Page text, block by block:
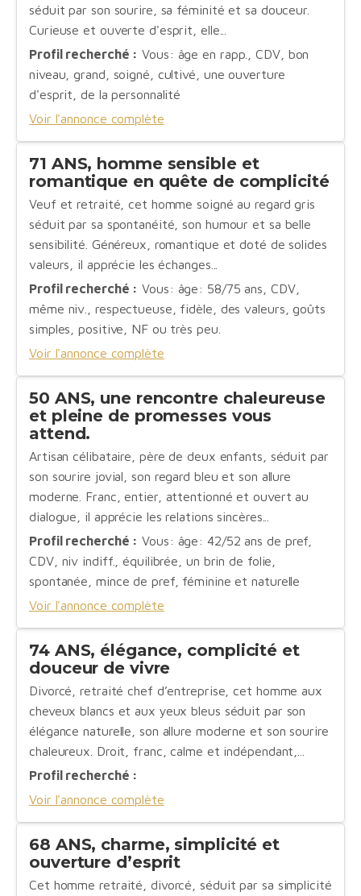
séduit par son sourire, sa féminité et sa douceur.
Curieuse et ouverte d'esprit, elle...
Profil recherché : Vous: âge en rapp., CDV, bon
niveau, grand, soigné, cultivé, une ouverture
d'esprit, de la personnalité
Voir l'annonce complète
71 ANS, homme sensible et
romantique en quête de complicité
Veuf et retraité, cet homme soigné au regard gris
séduit par sa spontanéité, son humour et sa belle
sensibilité. Généreux, romantique et doté de solides
valeurs, il apprécie les échanges...
Profil recherché : Vous: âge: 58/75 ans, CDV,
même niv., respectueuse, fidèle, des valeurs, goûts
simples, positive, NF ou très peu.
Voir l'annonce complète
50 ANS, une rencontre chaleureuse
et pleine de promesses vous
attend.
Artisan célibataire, père de deux enfants, séduit par
son sourire jovial, son regard bleu et son allure
moderne. Franc, entier, attentionné et ouvert au
dialogue, il apprécie les relations sincères...
Profil recherché : Vous: âge: 42/52 ans de pref,
CDV, niv indiff., équilibrée, un brin de folie,
spontanée, mince de pref, féminine et naturelle
Voir l'annonce complète
74 ANS, élégance, complicité et
douceur de vivre
Divorcé, retraité chef d’entreprise, cet homme aux
cheveux blancs et aux yeux bleus séduit par son
élégance naturelle, son allure moderne et son sourire
chaleureux. Droit, franc, calme et indépendant,...
Profil recherché :
Voir l'annonce complète
68 ANS, charme, simplicité et
ouverture d’esprit
Cet homme retraité, divorcé, séduit par sa simplicité